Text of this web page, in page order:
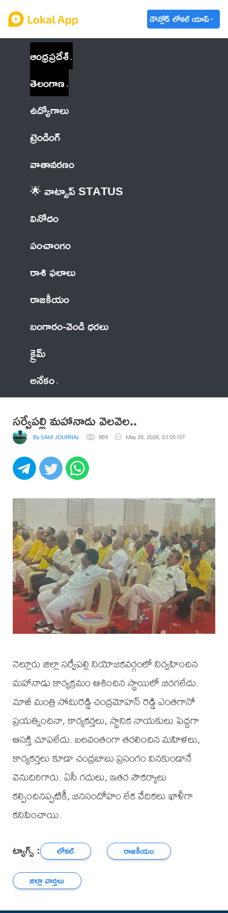
డౌన్లోడ్ లోకల్ యాప్
ఆంధ్రప్రదేశ్
తెలంగాణ
ఉద్యోగాలు
ట్రెండింగ్
వాతావరణం
🌟 వాట్సాప్ STATUS
వినోదం
పంచాంగం
రాశి ఫలాలు
రాజకీయం
బంగారం-వెండి ధరలు
క్రైమ్
అనేకం
సర్వేపల్లి మహానాడు వెలవెల..
By SAM JOURNALIST 869 May 28, 2026, 03:05 IST
నెల్లూరు జిల్లా సర్వేపల్లి నియోజకవర్గంలో నిర్వహించిన
మహానాడు కార్యక్రమం ఆశించిన స్థాయిలో జరగలేదు.
మాజీ మంత్రి సోమిరెడ్డి చంద్రమోహన్ రెడ్డి ఎంతగానో
ప్రయత్నించినా, కార్యకర్తలు, స్థానిక నాయకులు పెద్దగా
ఆసక్తి చూపలేదు. బలవంతంగా తరలించిన మహిళలు,
కార్యకర్తలు కూడా చంద్రబాబు ప్రసంగం వినకుండానే
వెనుదిరిగారు. ఏసీ గదులు, ఇతర సౌకర్యాలు
కల్పించినప్పటికీ, జనసందోహం లేక వేదికలు ఖాళీగా
కనిపించాయి.
ట్యాగ్స్ : లోకల్
రాజకీయం
జిల్లా వార్తలు